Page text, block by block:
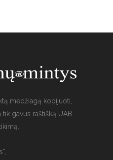
medžiagą kopijuoti,
gavus raštišką UAB